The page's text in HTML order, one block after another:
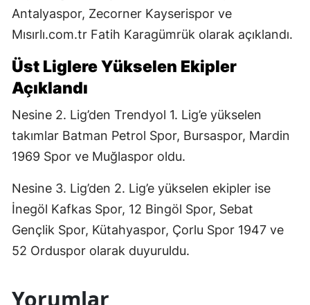
Antalyaspor, Zecorner Kayserispor ve
Mısırlı.com.tr Fatih Karagümrük olarak açıklandı.
Üst Liglere Yükselen Ekipler
Açıklandı
Nesine 2. Lig’den Trendyol 1. Lig’e yükselen
takımlar Batman Petrol Spor, Bursaspor, Mardin
1969 Spor ve Muğlaspor oldu.
Nesine 3. Lig’den 2. Lig’e yükselen ekipler ise
İnegöl Kafkas Spor, 12 Bingöl Spor, Sebat
Gençlik Spor, Kütahyaspor, Çorlu Spor 1947 ve
52 Orduspor olarak duyuruldu.
Yorumlar